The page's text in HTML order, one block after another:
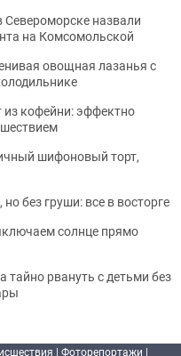
назвали
на Комсомольской
овощная лазанья с
из кофейни: эффектно
шифоновый торт,
без груши: все в восторге
солнце прямо
тайно рвануть с детьми без
| Фоторепортажи |